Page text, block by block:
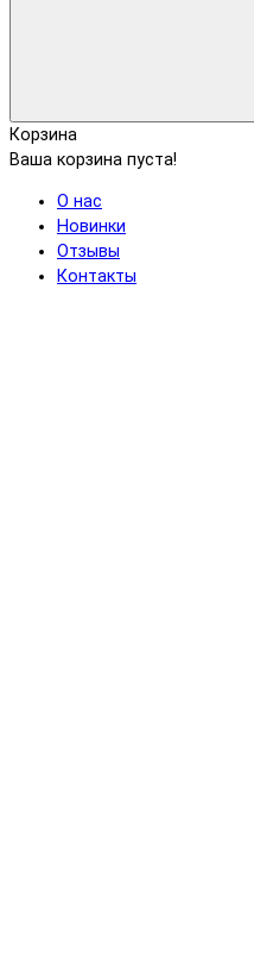
Корзина
Ваша корзина пуста!
О нас
Новинки
Отзывы
Контакты